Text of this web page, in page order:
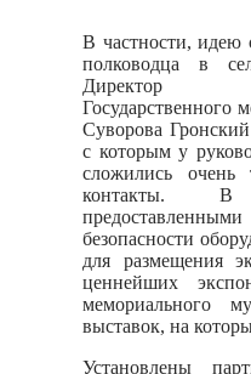
В частности, идею
полководца в
Директор
Государственного
Суворова
с которым у
сложились очень
контакты. В
безопасности
для размещения
ценнейших
мемориального
выставок, на
Установлены